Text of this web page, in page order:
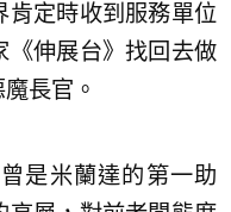
肯定時收到服務單位
《伸展台》找回去做
長官。
是米蘭達的第一助